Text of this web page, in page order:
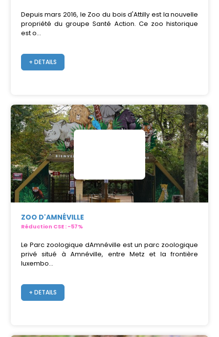
Depuis mars 2016, le Zoo du bois d'Attilly est la nouvelle
propriété du groupe Santé Action. Ce zoo historique
est o...
+ DETAILS
ZOO D'AMNÉVILLE
Réduction CSE : -57%
Le Parc zoologique dAmnéville est un parc zoologique
privé situé à Amnéville, entre Metz et la frontière
luxembo...
+ DETAILS